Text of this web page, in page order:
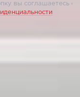
вы соглашаетесь с